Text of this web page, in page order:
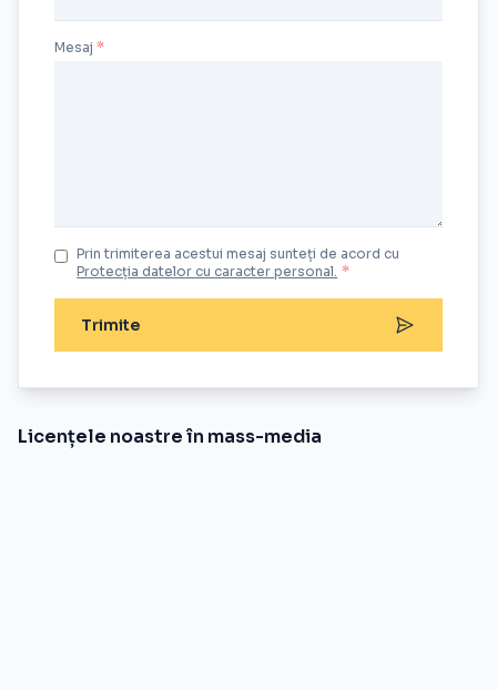
Mesaj
Prin trimiterea acestui mesaj sunteți de acord cu
Protecția datelor cu caracter personal. *
Trimite
Licențele noastre în mass-media